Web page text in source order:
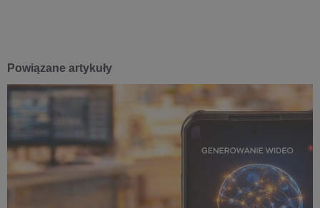
Powiązane artykuły